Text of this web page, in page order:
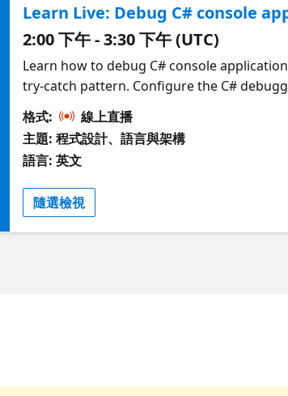
Learn Live: Debug C# console
2:00 下午 - 3:30 下午 (UTC)
Learn how to debug C# console
try-catch pattern. Configure the C#
logic issues. Examine the exception
exception handling and throw customized
格式:
線上直播
主題: 程式設計、語言與架構
語言: 英文
隨選檢視